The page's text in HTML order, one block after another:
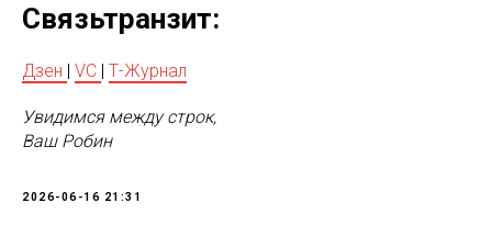
Связьтранзит:
Дзен | VC | Т-Журнал
Увидимся между строк,
Ваш Робин
2026-06-16 21:31